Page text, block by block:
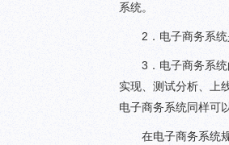
系统。
2．电子商务系
3．电子商务系
实现、测试分析、上
电子商务系统同样可
在电子商务系统